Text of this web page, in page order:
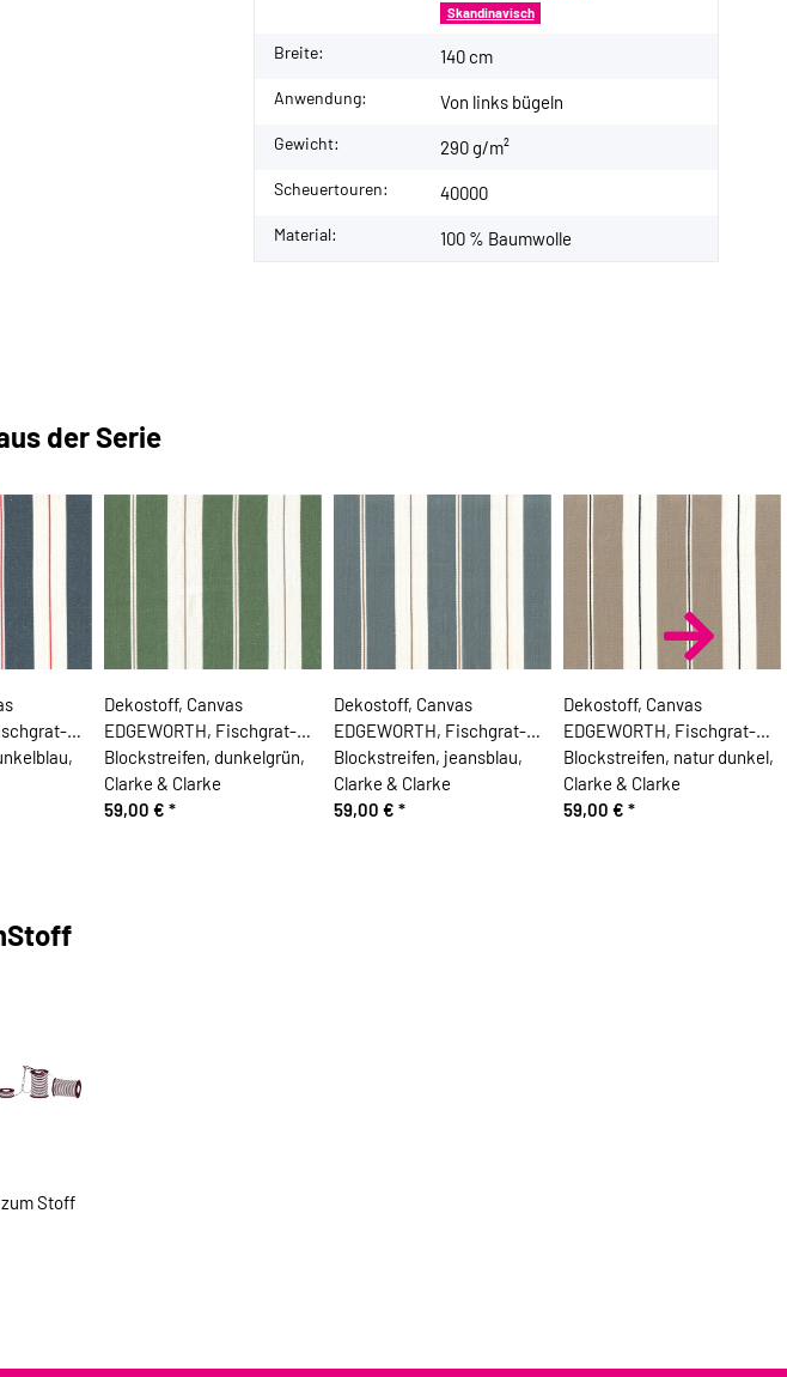
Skandinavisch
Breite: 140 cm
Anwendung: Von links bügeln
Gewicht: 290 g/m²
Scheuertouren: 40000
Material: 100 % Baumwolle
der Serie
Dekostoff, Canvas
EDGEWORTH, Fischgrat-
Blockstreifen, dunkelgrün,
Clarke & Clarke
59,00 € *
Dekostoff, Canvas
EDGEWORTH, Fischgrat-
Blockstreifen, jeansblau,
Clarke & Clarke
59,00 € *
Dekostoff, Canvas
EDGEWORTH, Fischgrat-
Blockstreifen, natur dunkel,
Clarke & Clarke
59,00 € *
Stoff